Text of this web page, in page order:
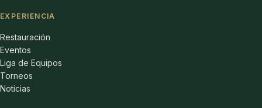
EXPERIENCIA
Restauración
Eventos
Liga de Equipos
Torneos
Noticias